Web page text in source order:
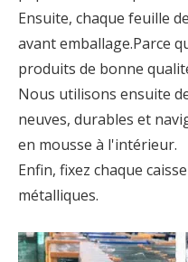
Ensuite, chaque feuille
avant emballage.Parce
produits de bonne
Nous utilisons ensuite
neuves, durables et
en mousse à l'intérieur.
Enfin, fixez chaque
métalliques.